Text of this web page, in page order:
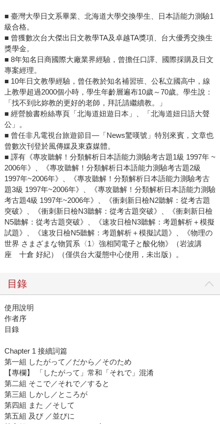
■ 臺灣大學日文系畢業、北海道大學交換學生、日本語能力測驗1
級合格。
■ 曾獲數次台大傑出日文教學TA及卓越TA獎項、台大優秀交換生
獎學金。
■ 8年知名日商國際大廠業界經驗，曾擔任口譯、國際採購及日文
專案經理。
■ 10年日文教學經驗，曾任教於知名補習班、公私立國高中，線
上教學超過2000個小時，學生年齡層遍布10歲～70歲。學生說：
「找不到比妳教的更好的老師，拜託請繼續教。」
■ 經營臉書粉絲專頁「北海道妞遊日本」、「北海道妞日語大聲
公」。
■ 曾任非凡電視台旅遊節目—「News驚嘆號」特別來賓，文章也
曾數次刊登於風傳媒及東森媒體。
■ 譯有《專攻聽解！分類解析日本語能力測驗考古題1級 1997年 ~
2006年》、《專攻聽解！分類解析日本語能力測驗考古題2級
1997年~2006年》、《專攻聽解！分類解析日本語能力測驗考古
題3級 1997年~2006年》、《專攻聽解！分類解析日本語能力測驗
考古題4級 1997年~2006年》、《衝刺新日檢N2聽解：從考古題
突破》、《衝刺新日檢N3聽解：從考古題突破》、《衝刺新日檢
N5聽解：從考古題突破》、《速攻日檢N3聽解：考題解析＋模擬
試題》、《速攻日檢N5聽解：考題解析＋模擬試題》、《物理の
世界 さまざまな物質系〈1〉強相関電子と酸化物》（岩波講
座 十倉 好紀）（僅供台大凝態中心使用，未出版）。
目錄
使用說明
作者序
目錄
Chapter 1 接續詞篇
第一組 したがって／だから／そのため
【專欄】 「したがって」常和「それで」混淆
第二組 そこで／それで／すると
第三組 しかし／ところが
第四組 また ／そして
第五組 及び ／並びに